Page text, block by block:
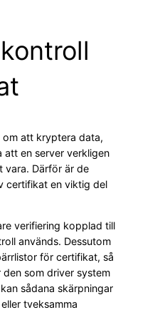
om att kryptera data,
att en server verkligen
vara. Därför är de
certifikat en viktig del
verifiering kopplad till
används. Dessutom
för certifikat, så
den som driver system
sådana skärpningar
tveksamma